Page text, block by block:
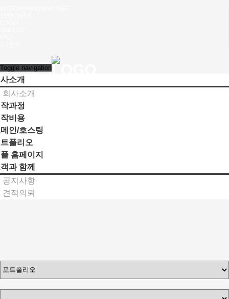
Toggle navigation
소개
회사소개
과정
비용
인/호스팅
폴리오
홈페이지
과 함께
공지사항
견적의뢰